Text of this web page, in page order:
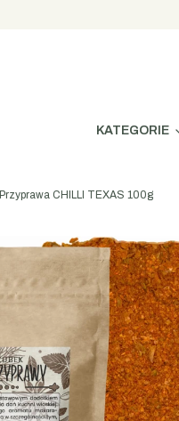
KATEGORIE
Przyprawa CHILLI TEXAS 100g